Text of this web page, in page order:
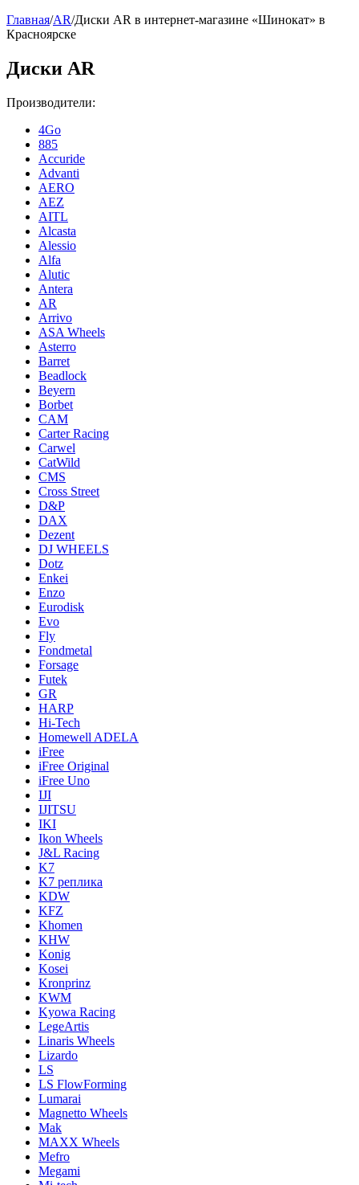
Главная/AR/Диски AR в интернет-магазине «Шинокат» в
Красноярске
Диски AR
Производители:
4Go
885
Accuride
Advanti
AERO
AEZ
AITL
Alcasta
Alessio
Alfa
Alutic
Antera
AR
Arrivo
ASA Wheels
Asterro
Barret
Beadlock
Beyern
Borbet
CAM
Carter Racing
Carwel
CatWild
CMS
Cross Street
D&P
DAX
Dezent
DJ WHEELS
Dotz
Enkei
Enzo
Eurodisk
Evo
Fly
Fondmetal
Forsage
Futek
GR
HARP
Hi-Tech
Homewell ADELA
iFree
iFree Original
iFree Uno
IJI
IJITSU
IKI
Ikon Wheels
J&L Racing
K7
K7 реплика
KDW
KFZ
Khomen
KHW
Konig
Kosei
Kronprinz
KWM
Kyowa Racing
LegeArtis
Linaris Wheels
Lizardo
LS
LS FlowForming
Lumarai
Magnetto Wheels
Mak
MAXX Wheels
Mefro
Megami